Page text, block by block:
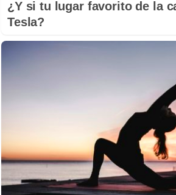
¿Y si tu lugar favorito de la
Tesla?